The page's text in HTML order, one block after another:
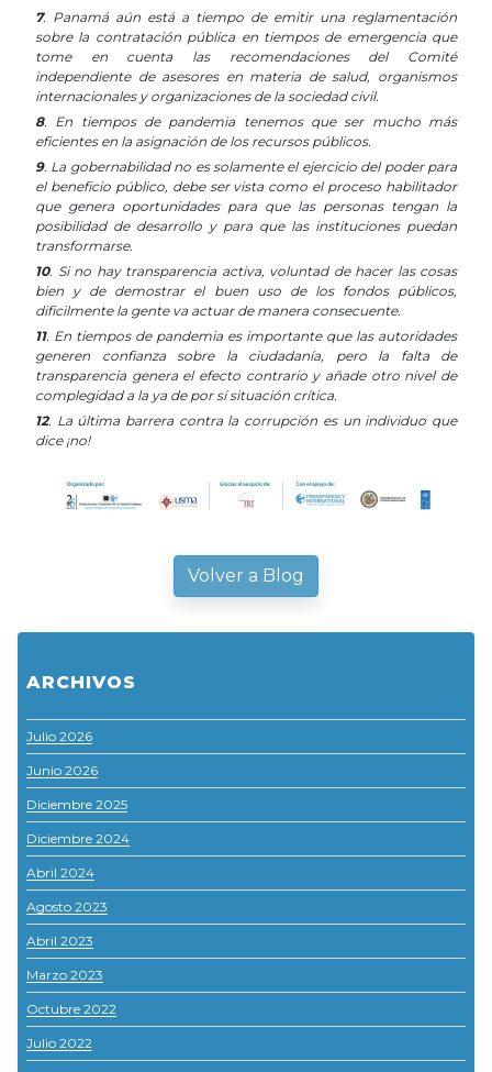
7. Panamá aún está a tiempo de emitir una reglamentación
sobre la contratación pública en tiempos de emergencia que
tome en cuenta las recomendaciones del Comité
independiente de asesores en materia de salud, organismos
internacionales y organizaciones de la sociedad civil.
8. En tiempos de pandemia tenemos que ser mucho más
eficientes en la asignación de los recursos públicos.
9. La gobernabilidad no es solamente el ejercicio del poder para
el beneficio público, debe ser vista como el proceso habilitador
que genera oportunidades para que las personas tengan la
posibilidad de desarrollo y para que las instituciones puedan
transformarse.
10. Si no hay transparencia activa, voluntad de hacer las cosas
bien y de demostrar el buen uso de los fondos públicos,
dificilmente la gente va actuar de manera consecuente.
11. En tiempos de pandemia es importante que las autoridades
generen confianza sobre la ciudadanía, pero la falta de
transparencia genera el efecto contrario y añade otro nivel de
complegidad a la ya de por sí situación crítica.
12. La última barrera contra la corrupción es un individuo que
dice ¡no!
Volver a Blog
ARCHIVOS
Julio 2026
Junio 2026
Diciembre 2025
Diciembre 2024
Abril 2024
Agosto 2023
Abril 2023
Marzo 2023
Octubre 2022
Julio 2022